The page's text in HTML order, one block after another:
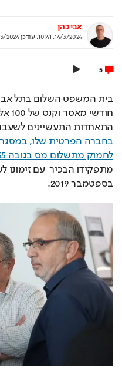
אבי כהן
14/3/2024, 10:41
,עודכן14/3/2024, 10:53
5
התאחדות התעשיינים לשעבר
לחמוק מתשלום מס בגובה 1.55 מיליון שקל.
בספטמבר 2019.